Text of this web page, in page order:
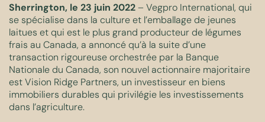
Sherrington, le 23 juin 2022– Vegpro International, qui
se spécialise dans la culture et l’emballage de jeunes
laitues et qui est le plus grand producteur de légumes
frais au Canada, a annoncé qu’à la suite d’une
transaction rigoureuse orchestrée par la Banque
Nationale du Canada, son nouvel actionnaire majoritaire
est Vision Ridge Partners, un investisseur en biens
immobiliers durables qui privilégie les investissements
dans l’agriculture.